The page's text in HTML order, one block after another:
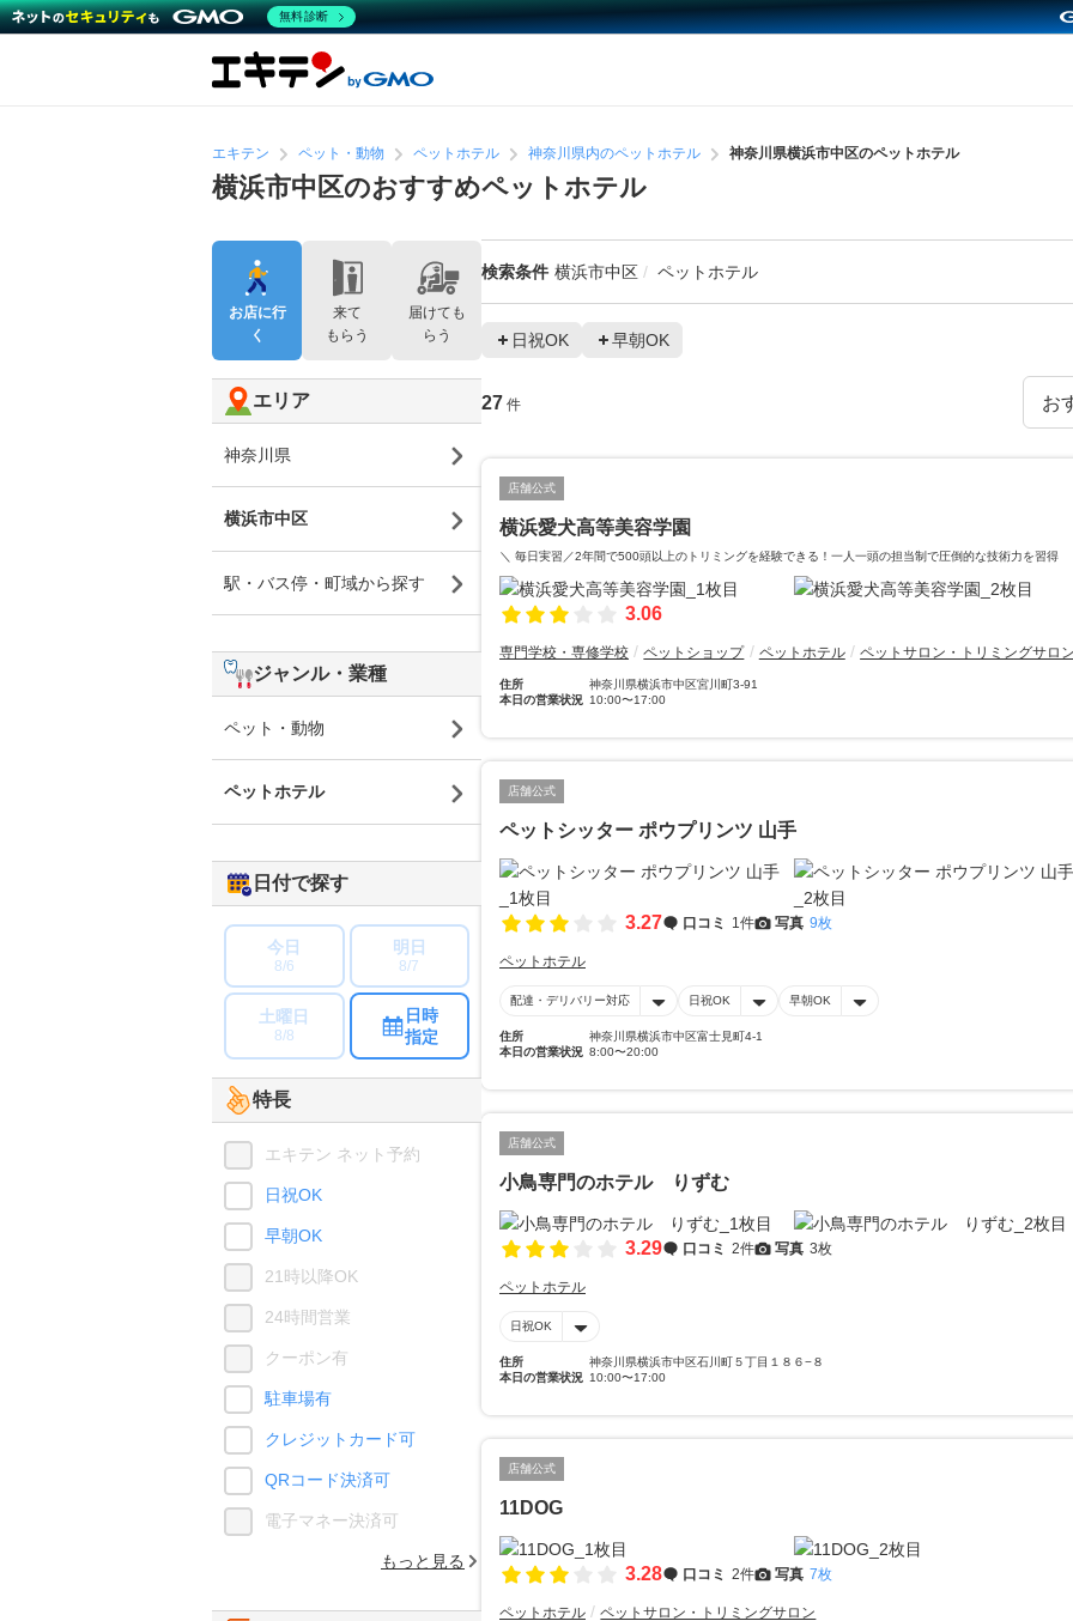
エキテン ペット・動物 ペットホテル 神奈川県内のペットホテル 神奈川県横浜市中区のペットホテル
横浜市中区のおすすめペットホテル
検索条件 横浜市中区 ペットホテル
日祝OK 早朝OK
27 件
店舗公式
横浜愛犬高等美容学園
＼ 毎日実習／2年間で500頭以上のトリミングを経験できる！一人一頭の担当制で圧倒的な技術力を習得
3.06
専門学校・専修学校 ペットショップ ペットホテル ペットサロン・トリミングサロ
住所
神奈川県横浜市中区宮川町3-91
本日の営業状況 10:00〜17:00
店舗公式
ペットシッター ポウプリンツ 山手
3.27 口コミ 1件 写真 9枚
ペットホテル
配達・デリバリー対応 日祝OK 早朝OK
住所
神奈川県横浜市中区富士見町4-1
本日の営業状況 8:00〜20:00
店舗公式
小鳥専門のホテル りずむ
3.29 口コミ 2件 写真 3枚
ペットホテル
日祝OK
住所
神奈川県横浜市中区石川町５丁目１８６−８
本日の営業状況 10:00〜17:00
店舗公式
11DOG
3.28 口コミ 2件 写真 7枚
ペットホテル ペットサロン・トリミングサロン
お店に行
く
来て
もらう
届けても
らう
エリア
神奈川県
横浜市中区
駅・バス停・町域から探す
ジャンル・業種
ペット・動物
ペットホテル
日付で探す
今日
8/6
明日
8/7
土曜日
8/8
日時
指定
特長
エキテン ネット予約
日祝OK
早朝OK
21時以降OK
24時間営業
クーポン有
駐車場有
クレジットカード可
QRコード決済可
電子マネー決済可
もっと見る
無料診断